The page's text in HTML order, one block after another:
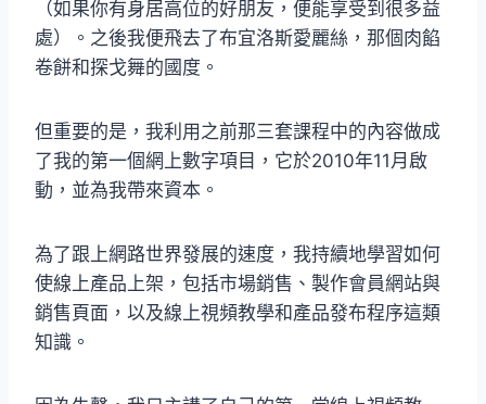
（如果你有身居高位的好朋友，便能享受到很多益
處）。之後我便飛去了布宜洛斯愛麗絲，那個肉餡
卷餅和探戈舞的國度。
但重要的是，我利用之前那三套課程中的內容做成
了我的第一個網上數字項目，它於2010年11月啟
動，並為我帶來資本。
為了跟上網路世界發展的速度，我持續地學習如何
使線上產品上架，包括市場銷售、製作會員網站與
銷售頁面，以及線上視頻教學和產品發布程序這類
知識。